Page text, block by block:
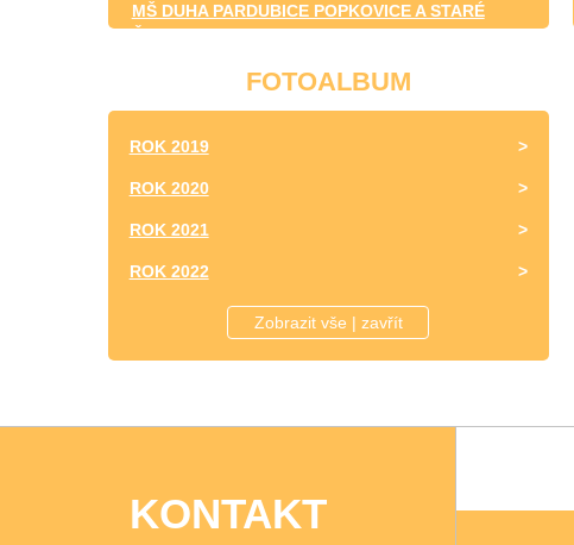
MŠ DUHA PARDUBICE POPKOVICE A STARÉ
ČIVICE
FOTOALBUM
ROK 2019
ROK 2020
ROK 2021
ROK 2022
Zobrazit vše | zavřít
KONTAKT